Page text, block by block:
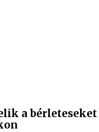
a bérleteseket